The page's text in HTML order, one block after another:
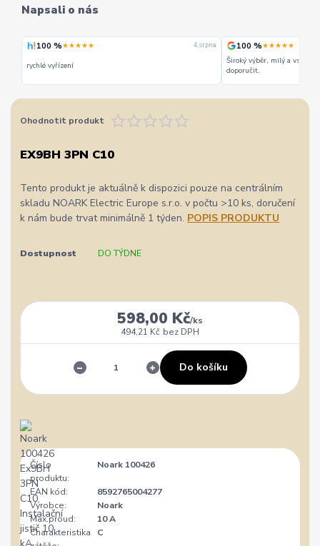
Napsali o nás
100 %★★★★★ 4. srpna
rychlé vyřízení
100 %★★★★★
Široký výběr, milý a
doporučit.
Ohodnotit produkt
EX9BH 3PN C10
Tento produkt je aktuálně k dispozici pouze na centrálním
skladu NOARK Electric Europe s.r.o. v počtu >10 ks, doručení
k nám bude trvat minimálně 1 týden. POPIS PRODUKTU
Dostupnost DO TÝDNE
598,00 Kč/ks
494,21 Kč bez DPH
Do košíku
Číslo
produktu:
Noark 100426
EAN kód:
8592765004277
Výrobce:
Noark
Max.proud:
10 A
Charakteristika
C